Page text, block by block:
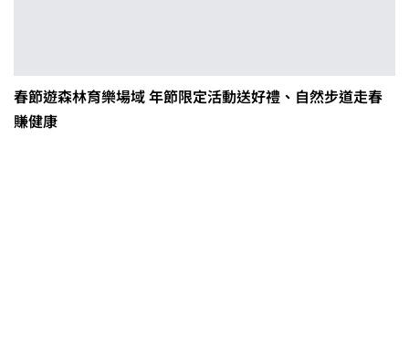
春節遊森林育樂場域 年節限定活動送好禮、自然步道走春
賺健康